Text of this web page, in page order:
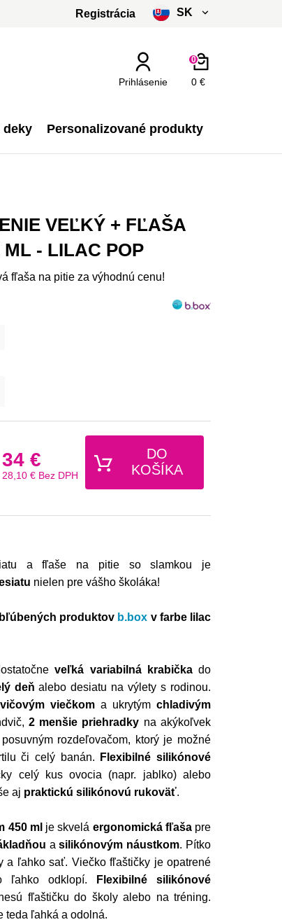
Registrácia SK
slovenčina
€ - EUR
Prihlásenie 0 €
0
deky Personalizované produkty
VEĽKÝ + FĽAŠA
ML - LILAC POP
fľaša na pitie za výhodnú cenu!
34 €
28,10 € Bez DPH
DO
KOŠÍKA
a fľaše na pitie so slamkou je
nielen pre vášho školáka!
produktov b.box v farbe lilac
veľká variabilná krabičkado
deň alebo desiatu na výlety s rodinou.
viečkoma ukrytýmchladivým
2 menšie priehradky na akýkoľvek
rozdeľovačom, ktorý je možné
či celý banán.
Flexibilné silikónové
celý kus ovocia (napr. jablko) alebo
aj praktickú silikónovú rukoväť.
450 ml je skvelá ergonomická fľašapre
asilikónovým náustkom. Pítko
a ľahko sať. Viečko fľaštičky je opatrené
ľahko odklopí.
Flexibilné silikónové
fľaštičku do školy alebo na tréning.
teda ľahká a odolná.